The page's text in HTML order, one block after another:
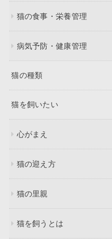
猫の食事・栄養管理
病気予防・健康管理
猫の種類
猫を飼いたい
心がまえ
猫の迎え方
猫の里親
猫を飼うとは